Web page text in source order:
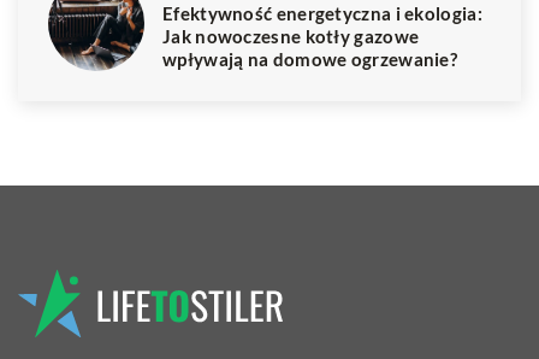
Efektywność energetyczna i ekologia:
Jak nowoczesne kotły gazowe
wpływają na domowe ogrzewanie?